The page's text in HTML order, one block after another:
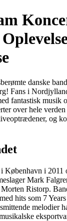
danske
Fans i
fantastisk musik
over hele
og
København i 2011
Mark
Ristorp.
hits som 7
melodier